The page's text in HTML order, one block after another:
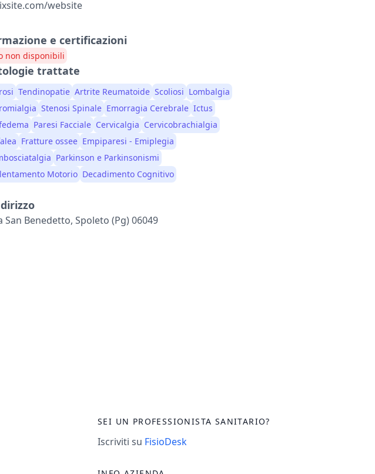
website
e certificazioni
non disponibili
trattate
Tendinopatie Artrite Reumatoide Scoliosi Lombalgia
Stenosi Spinale Emorragia Cerebrale Ictus
Paresi Facciale Cervicalgia Cervicobrachialgia
Fratture ossee Empiparesi - Emiplegia
Parkinson e Parkinsonismi
Motorio Decadimento Cognitivo
San Benedetto, Spoleto (pg) 06049
SEI UN PROFESSIONISTA SANITARIO?
Iscriviti su FisioDesk